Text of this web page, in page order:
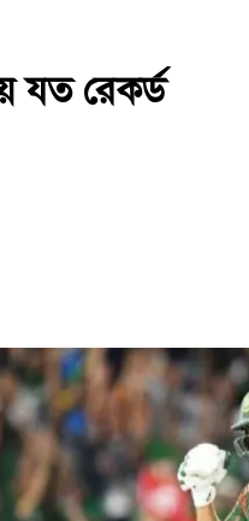
যত রেকর্ড